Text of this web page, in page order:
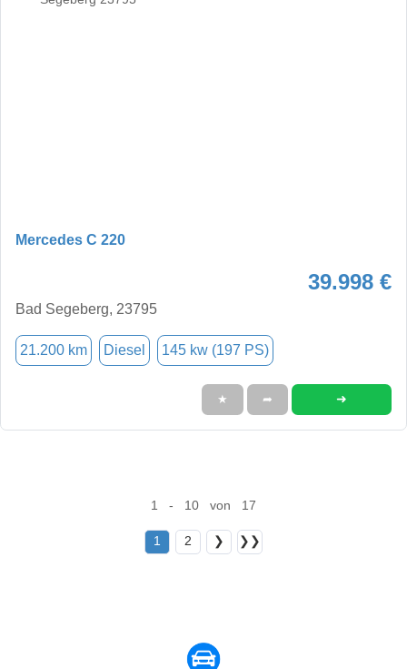
Mercedes C 220
39.998 €
Bad Segeberg, 23795
21.200 km Diesel 145 kw (197 PS)
★ ➦ ➜
1 - 10 von 17
1 2 ❯ ❯❯